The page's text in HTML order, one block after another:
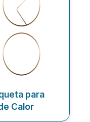
para
Calor